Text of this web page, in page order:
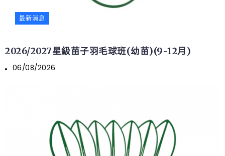
最新消息
2026/2027星級苗子羽毛球班(幼苗)(9-12月)
06/08/2026